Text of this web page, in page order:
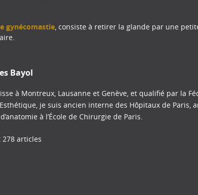
gynécomastie, consiste à retirer la glande par une
Bayol
à Montreux, Lausanne et Genève, et qualifié par la
je suis ancien interne des Hôpitaux de Paris,
à l’École de Chirurgie de Paris.
278 articles